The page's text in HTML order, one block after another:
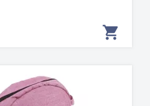
shopping_cart